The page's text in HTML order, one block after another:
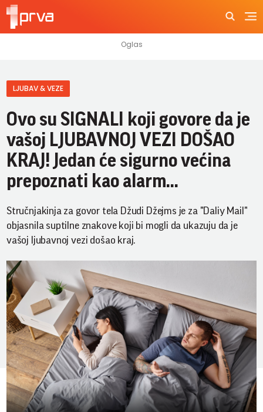
LJUBAV & VEZE
Ovo su SIGNALI koji govore da je
vašoj LJUBAVNOJ VEZI DOŠAO
KRAJ! Jedan će sigurno većina
prepoznati kao alarm...
Stručnjakinja za govor tela Džudi Džejms je za "Daliy Mail"
objasnila suptilne znakove koji bi mogli da ukazuju da je
vašoj ljubavnoj vezi došao kraj.